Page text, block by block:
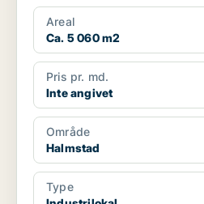
Areal
Ca. 5 060 m2
Pris pr. md.
Inte angivet
Område
Halmstad
Type